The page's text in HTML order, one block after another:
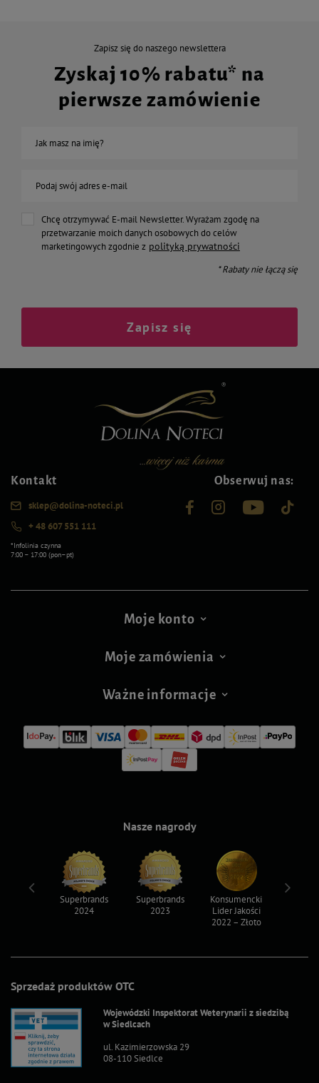
Zapisz się do naszego newslettera
Zyskaj 10% rabatu* na
pierwsze zamówienie
Jak masz na imię?
Podaj swój adres e-mail
Chcę otrzymywać E-mail Newsletter. Wyrażam zgodę na
przetwarzanie moich danych osobowych do celów
marketingowych zgodnie z polityką prywatności
* Rabaty nie łączą się
Zapisz się
Kontakt
sklep@dolina-noteci.pl
+ 48 607 551 111
*Infolinia czynna
7:00 – 17:00 (pon–pt)
Obserwuj nas:
Moje konto
Moje zamówienia
Ważne informacje
Sprzedaż produktów OTC
Wojewódzki Inspektorat Weterynarii z siedzibą
w Siedlcach
ul. Kazimierzowska 29
08-110 Siedlce
Nasze nagrody
Superbrands
2024
Superbrands
2023
Konsumencki
Lider Jakości
2022 – Złoto